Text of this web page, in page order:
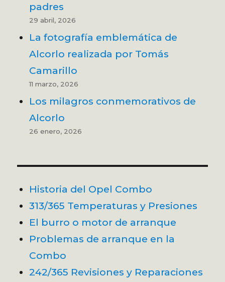
padres
29 abril, 2026
La fotografía emblemática de
Alcorlo realizada por Tomás
Camarillo
11 marzo, 2026
Los milagros conmemorativos de
Alcorlo
26 enero, 2026
Historia del Opel Combo
313/365 Temperaturas y Presiones
El burro o motor de arranque
Problemas de arranque en la
Combo
242/365 Revisiones y Reparaciones